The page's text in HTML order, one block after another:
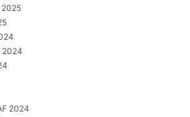
2025
2024
2024